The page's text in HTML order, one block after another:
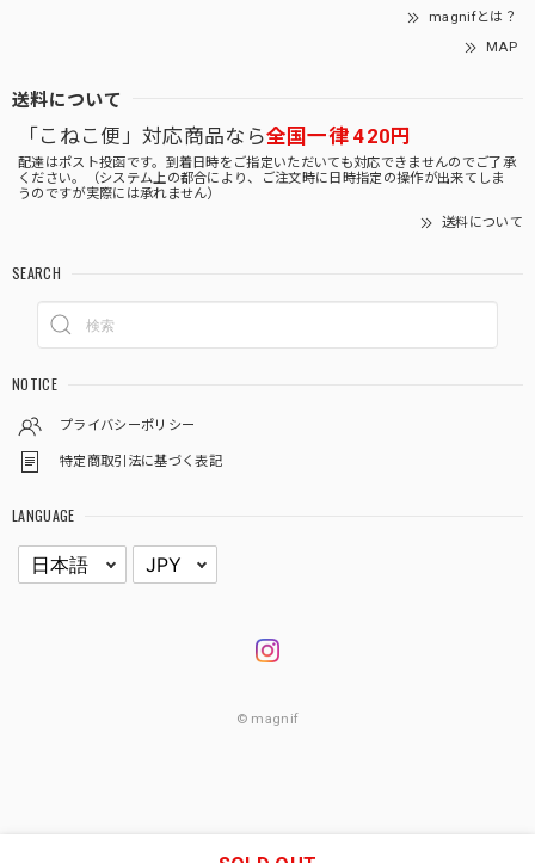
magnifとは？
MAP
送料について
「こねこ便」対応商品なら全国一律 420円
配達はポスト投函です。到着日時をご指定いただいても対応できませんのでご了承
ください。（システム上の都合により、ご注文時に日時指定の操作が出来てしま
うのですが実際には承れません）
送料について
SEARCH
NOTICE
プライバシーポリシー
特定商取引法に基づく表記
LANGUAGE
© magnif